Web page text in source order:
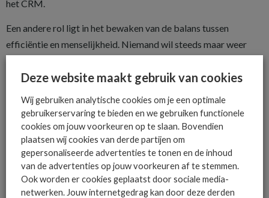
het CRM.
Een andere rol ligt in het bewaken van de balans tussen
efficiëntie en menselijkheid. Niemand wil steeds maar weer
Automatisering mag dus niet ten koste gaan van persoonlijke
Je hoeft geen profeet te zijn om te kunnen zeggen dat UC zich
in de komende jaren zal ontwikkelen tot een intelligent
ecosysteem waarin spraak, video en data volledig geïntegreerd
zijn. AI is dan geen losse toevoeging meer, maar de basis die
alle communicatie kan aansturen en liefst verrijken.
Deze website maakt gebruik van cookies
Wij gebruiken analytische cookies om je een optimale
gebruikerservaring te bieden en we gebruiken functionele
cookies om jouw voorkeuren op te slaan. Bovendien
plaatsen wij cookies van derde partijen om
gepersonaliseerde advertenties te tonen en de inhoud
van de advertenties op jouw voorkeuren af te stemmen.
Ook worden er cookies geplaatst door sociale media-
netwerken. Jouw internetgedrag kan door deze derden